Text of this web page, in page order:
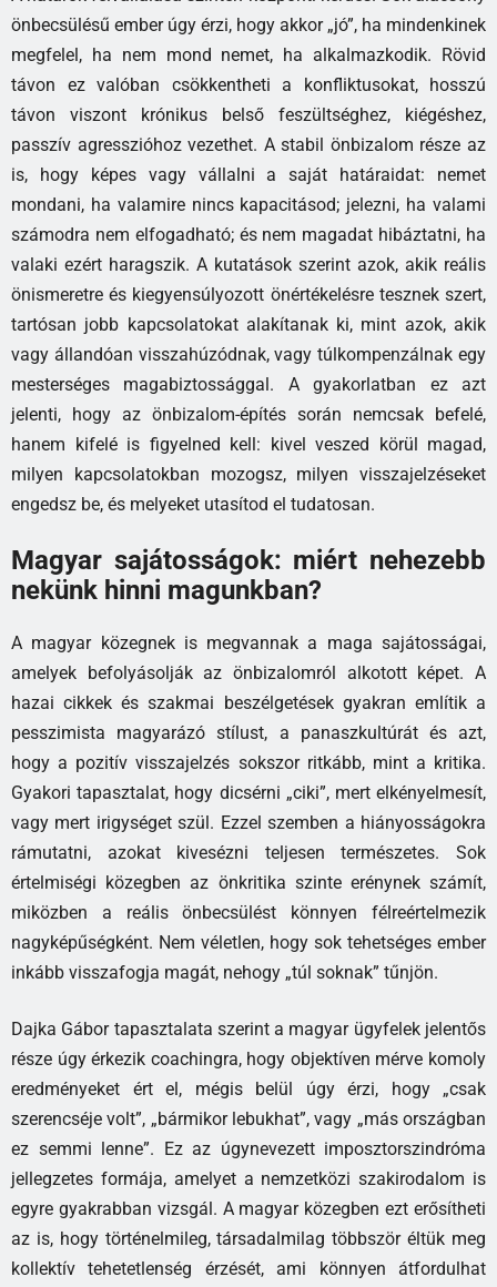
önbecsülésű ember úgy érzi, hogy akkor „jó”, ha mindenkinek
megfelel, ha nem mond nemet, ha alkalmazkodik. Rövid
távon ez valóban csökkentheti a konfliktusokat, hosszú
távon viszont krónikus belső feszültséghez, kiégéshez,
passzív agresszióhoz vezethet. A stabil önbizalom része az
is, hogy képes vagy vállalni a saját határaidat: nemet
mondani, ha valamire nincs kapacitásod; jelezni, ha valami
számodra nem elfogadható; és nem magadat hibáztatni, ha
valaki ezért haragszik. A kutatások szerint azok, akik reális
önismeretre és kiegyensúlyozott önértékelésre tesznek szert,
tartósan jobb kapcsolatokat alakítanak ki, mint azok, akik
vagy állandóan visszahúzódnak, vagy túlkompenzálnak egy
mesterséges magabiztossággal. A gyakorlatban ez azt
jelenti, hogy az önbizalom-építés során nemcsak befelé,
hanem kifelé is figyelned kell: kivel veszed körül magad,
milyen kapcsolatokban mozogsz, milyen visszajelzéseket
engedsz be, és melyeket utasítod el tudatosan.
Magyar sajátosságok: miért nehezebb
nekünk hinni magunkban?
A magyar közegnek is megvannak a maga sajátosságai,
amelyek befolyásolják az önbizalomról alkotott képet. A
hazai cikkek és szakmai beszélgetések gyakran említik a
pesszimista magyarázó stílust, a panaszkultúrát és azt,
hogy a pozitív visszajelzés sokszor ritkább, mint a kritika.
Gyakori tapasztalat, hogy dicsérni „ciki”, mert elkényelmesít,
vagy mert irigységet szül. Ezzel szemben a hiányosságokra
rámutatni, azokat kivesézni teljesen természetes. Sok
értelmiségi közegben az önkritika szinte erénynek számít,
miközben a reális önbecsülést könnyen félreértelmezik
nagyképűségként. Nem véletlen, hogy sok tehetséges ember
inkább visszafogja magát, nehogy „túl soknak” tűnjön.
Dajka Gábor tapasztalata szerint a magyar ügyfelek jelentős
része úgy érkezik coachingra, hogy objektíven mérve komoly
eredményeket ért el, mégis belül úgy érzi, hogy „csak
szerencséje volt”, „bármikor lebukhat”, vagy „más országban
ez semmi lenne”. Ez az úgynevezett imposztorszindróma
jellegzetes formája, amelyet a nemzetközi szakirodalom is
egyre gyakrabban vizsgál. A magyar közegben ezt erősítheti
az is, hogy történelmileg, társadalmilag többször éltük meg
kollektív tehetetlenség érzését, ami könnyen átfordulhat